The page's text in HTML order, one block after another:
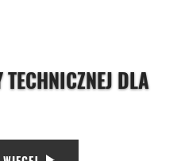
DLA